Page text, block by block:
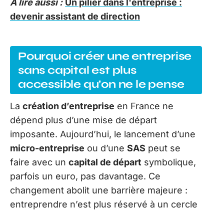
A lire aussi : Un pilier dans l'entreprise :
devenir assistant de direction
Pourquoi créer une entreprise
sans capital est plus
accessible qu’on ne le pense
La création d’entreprise en France ne
dépend plus d’une mise de départ
imposante. Aujourd’hui, le lancement d’une
micro-entreprise ou d’une SAS peut se
faire avec un capital de départ symbolique,
parfois un euro, pas davantage. Ce
changement abolit une barrière majeure :
entreprendre n’est plus réservé à un cercle